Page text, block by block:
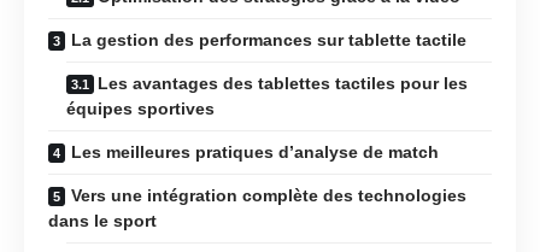
La gestion des performances sur tablette tactile
Les avantages des tablettes tactiles pour les
équipes sportives
Les meilleures pratiques d’analyse de match
Vers une intégration complète des technologies
dans le sport